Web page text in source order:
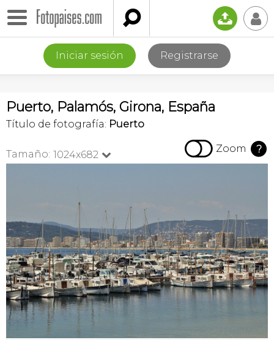
 📤 👤
Iniciar sesión Registrarse
Puerto, Palamós, Girona, España
Título de fotografía: Puerto
Tamaño: 1024x682   Zoom ?